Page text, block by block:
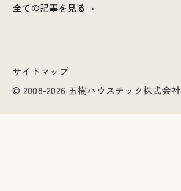
全ての記事を見る
© 2008-2026 五樹ハウステック株式会社
サイトマップ